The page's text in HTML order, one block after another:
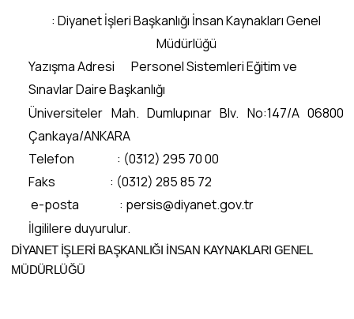
: Diyanet İşleri Başkanlığı İnsan Kaynakları Genel
Müdürlüğü
Yazışma Adresi Personel Sistemleri Eğitim ve
Sınavlar Daire Başkanlığı
Üniversiteler Mah. Dumlupınar Blv. No:147/A 06800
Çankaya/ANKARA
Telefon : (0312) 295 70 00
Faks : (0312) 285 85 72
e-posta : persis@diyanet.gov.tr
İlgililere duyurulur.
DİYANET İŞLERİ BAŞKANLIĞI İNSAN KAYNAKLARI GENEL
MÜDÜRLÜĞÜ